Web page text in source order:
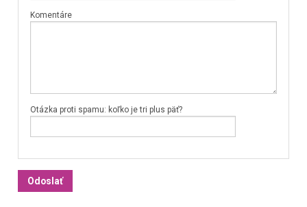
Komentáre
Otázka proti spamu: koľko je tri plus päť?